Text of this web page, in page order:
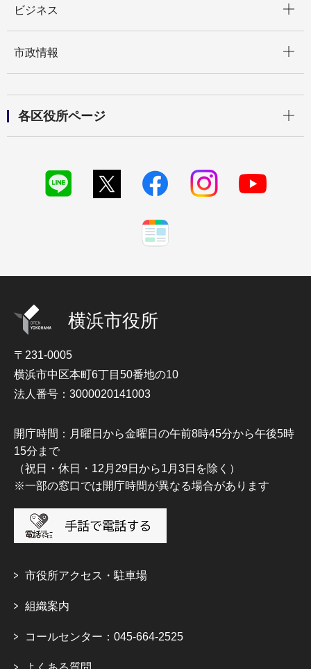
ビジネス
市政情報
各区役所ページ
横浜市役所
〒231-0005
横浜市中区本町6丁目50番地の10
法人番号：3000020141003
開庁時間：月曜日から金曜日の午前8時45分から午後5時
15分まで
（祝日・休日・12月29日から1月3日を除く）
※一部の窓口では開庁時間が異なる場合があります
市役所アクセス・駐車場
組織案内
コールセンター：045-664-2525